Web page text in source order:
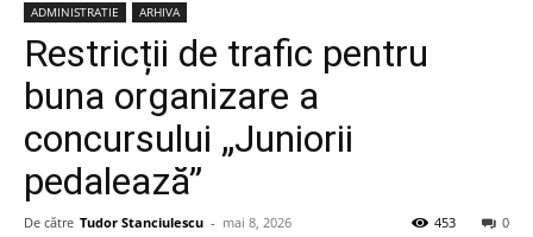
ADMINISTRATIE ARHIVA
Restricții de trafic pentru
buna organizare a
concursului „Juniorii
pedalează”
De către Tudor Stanciulescu - mai 8, 2026 0
453